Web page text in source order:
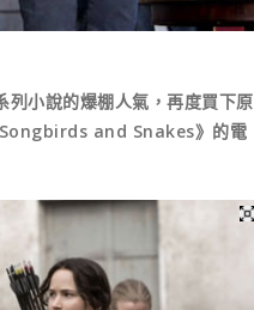
列小說的爆棚人氣，再度買下原
and Snakes》的電